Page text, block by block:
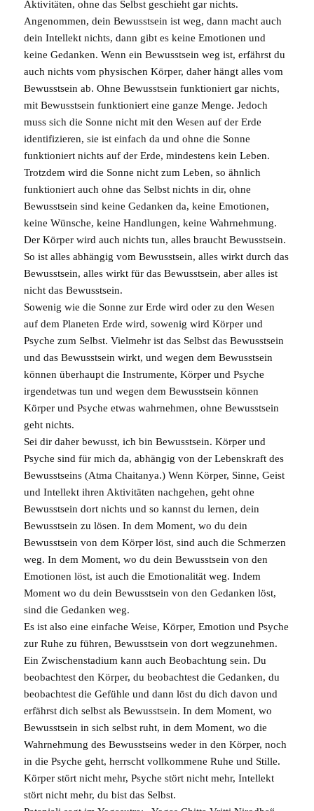
Aktivitäten, ohne das Selbst geschieht gar nichts.
Angenommen, deinBewusstsein ist weg, dann macht auch
dein Intellekt nichts, dann gibt es keine Emotionen und
keine Gedanken. Wenn ein Bewusstsein weg ist, erfährst du
auch nichts vom physischenKörper, daher hängt alles vom
Bewusstsein ab. Ohne Bewusstsein funktioniert gar nichts,
mit Bewusstsein funktioniert eine ganze Menge. Jedoch
muss sich die Sonne nicht mit den Wesen auf der Erde
identifizieren, sie ist einfach da und ohne die Sonne
funktioniert nichts auf der Erde, mindestens keinLeben.
Trotzdem wird die Sonne nicht zum Leben, so ähnlich
funktioniert auch ohne das Selbst nichts in dir, ohne
Bewusstsein sind keine Gedanken da, keine Emotionen,
keine Wünsche, keine Handlungen, keine Wahrnehmung.
Der Körper wird auch nichts tun, alles braucht Bewusstsein.
So ist alles abhängig vom Bewusstsein, alles wirkt durch das
Bewusstsein, alles wirkt für das Bewusstsein, aber alles ist
nicht das Bewusstsein.
Sowenig wie die Sonne zur Erde wird oder zu den Wesen
auf dem Planeten Erde wird, sowenig wird Körper und
Psyche zum Selbst. Vielmehr ist das Selbst das Bewusstsein
und das Bewusstsein wirkt, und wegen dem Bewusstsein
können überhaupt die Instrumente, Körper undPsyche
irgendetwas tun und wegen dem Bewusstsein können
Körper und Psyche etwas wahrnehmen, ohne Bewusstsein
geht nichts.
Sei dir daher bewusst, ich bin Bewusstsein. Körper und
Psyche sind für mich da, abhängig von der Lebenskraft des
Bewusstseins (Atma Chaitanya.) Wenn Körper, Sinne, Geist
und Intellekt ihren Aktivitäten nachgehen, geht ohne
Bewusstsein dort nichts und so kannst du lernen, dein
Bewusstsein zu lösen. In dem Moment, wo du dein
Bewusstsein von dem Körper löst, sind auch die Schmerzen
weg. In dem Moment, wo du dein Bewusstsein von den
Emotionen löst, ist auch die Emotionalität weg. Indem
Moment wo du dein Bewusstsein von den Gedanken löst,
sind die Gedanken weg.
Es ist also eine einfache Weise, Körper, Emotion und Psyche
zur Ruhe zu führen, Bewusstsein von dort wegzunehmen.
Ein Zwischenstadium kann auch Beobachtung sein. Du
beobachtest den Körper, du beobachtest die Gedanken, du
beobachtest die Gefühle und dann löst du dich davon und
erfährst dich selbst als Bewusstsein. In dem Moment, wo
Bewusstsein in sich selbst ruht, in dem Moment, wo die
Wahrnehmung des Bewusstseins weder in den Körper, noch
in die Psyche geht, herrscht vollkommene Ruhe und Stille.
Körper stört nicht mehr, Psyche stört nicht mehr, Intellekt
stört nicht mehr, du bist das Selbst.